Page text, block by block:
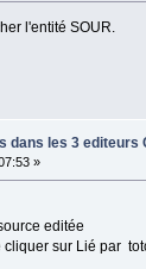
l'entité SOUR.
dans les 3 editeurs
»
editée
sur Lié par